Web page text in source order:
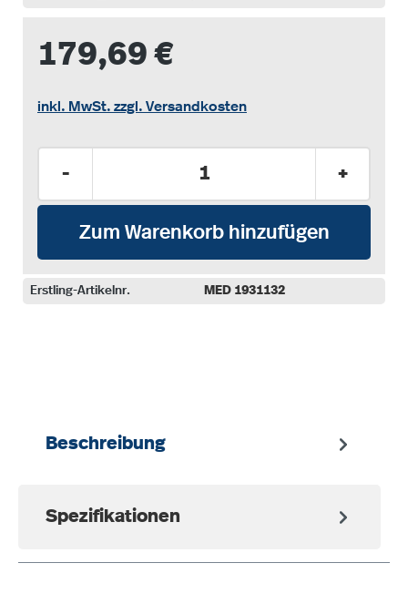
179,69 €
inkl. MwSt. zzgl. Versandkosten
- +
Zum Warenkorb hinzufügen
Erstling-Artikelnr. MED 1931132
Beschreibung
Spezifikationen